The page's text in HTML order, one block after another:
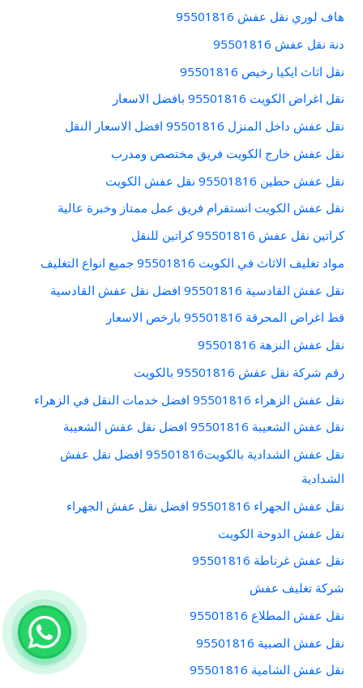
هاف لوري نقل عفش 95501816
دنة نقل عفش 95501816
نقل اثاث ايكيا رخيص 95501816
نقل اغراض الكويت 95501816 بافضل الاسعار
نقل عفش داخل المنزل 95501816 افضل الاسعار النقل
نقل عفش خارج الكويت فريق مختصص ومدرب
نقل عفش حطين 95501816 نقل عفش الكويت
نقل عفش الكويت انستقرام فريق عمل ممتاز وخبرة عالية
كراتين نقل عفش 95501816 كراتين للنقل
مواد تغليف الاثاث في الكويت 95501816 جميع انواع التغليف
نقل عفش القادسية 95501816 افضل نقل عفش القادسية
قط اغراض المحرقة 95501816 بارخص الاسعار
نقل عفش النزهة 95501816
رقم شركة نقل عفش 95501816 بالكويت
نقل عفش الزهراء 95501816 افضل خدمات النقل في الزهراء
نقل عفش الشعيبة 95501816 افضل نقل عفش الشعيبة
نقل عفش الشدادية بالكويت95501816 افضل نقل عفش
الشدادية
نقل عفش الجهراء 95501816 افضل نقل عفش الجهراء
نقل عفش الدوحة الكويت
نقل عفش غرناطة 95501816
شركة تغليف عفش
نقل عفش المطلاع 95501816
نقل عفش الصبية 95501816
نقل عفش الشامية 95501816